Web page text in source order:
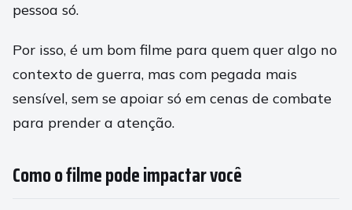
pessoa só.
Por isso, é um bom filme para quem quer algo no
contexto de guerra, mas com pegada mais
sensível, sem se apoiar só em cenas de combate
para prender a atenção.
Como o filme pode impactar você